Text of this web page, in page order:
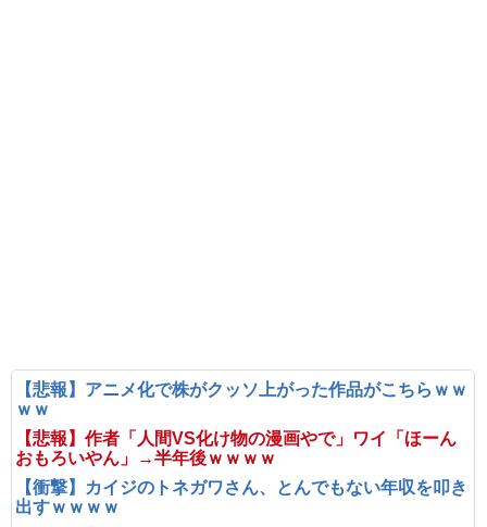
【悲報】アニメ化で株がクッソ上がった作品がこちらｗｗ
ｗｗ
【悲報】作者「人間VS化け物の漫画やで」ワイ「ほーん
おもろいやん」→半年後ｗｗｗｗ
【衝撃】カイジのトネガワさん、とんでもない年収を叩き
出すｗｗｗｗ